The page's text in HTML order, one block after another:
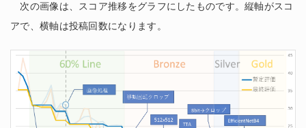
次の画像は、スコア推移をグラフにしたものです。縦軸がスコ
アで、横軸は投稿回数になります。